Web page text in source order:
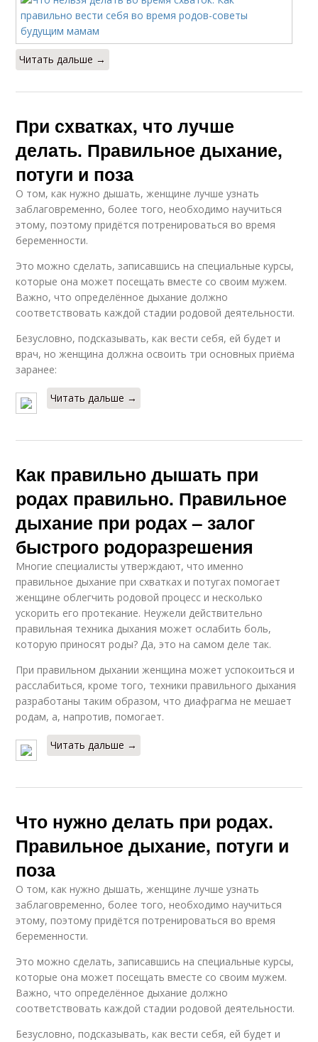
Читать дальше →
При схватках, что лучше
делать. Правильное дыхание,
потуги и поза
О том, как нужно дышать, женщине лучше узнать
заблаговременно, более того, необходимо научиться
этому, поэтому придётся потренироваться во время
беременности.
Это можно сделать, записавшись на специальные курсы,
которые она может посещать вместе со своим мужем.
Важно, что определённое дыхание должно
соответствовать каждой стадии родовой деятельности.
Безусловно, подсказывать, как вести себя, ей будет и
врач, но женщина должна освоить три основных приёма
заранее:
Читать дальше →
Как правильно дышать при
родах правильно. Правильное
дыхание при родах – залог
быстрого родоразрешения
Многие специалисты утверждают, что именно
правильное дыхание при схватках и потугах помогает
женщине облегчить родовой процесс и несколько
ускорить его протекание. Неужели действительно
правильная техника дыхания может ослабить боль,
которую приносят роды? Да, это на самом деле так.
При правильном дыхании женщина может успокоиться и
расслабиться, кроме того, техники правильного дыхания
разработаны таким образом, что диафрагма не мешает
родам, а, напротив, помогает.
Читать дальше →
Что нужно делать при родах.
Правильное дыхание, потуги и
поза
О том, как нужно дышать, женщине лучше узнать
заблаговременно, более того, необходимо научиться
этому, поэтому придётся потренироваться во время
беременности.
Это можно сделать, записавшись на специальные курсы,
которые она может посещать вместе со своим мужем.
Важно, что определённое дыхание должно
соответствовать каждой стадии родовой деятельности.
Безусловно, подсказывать, как вести себя, ей будет и